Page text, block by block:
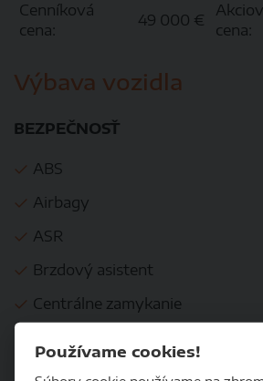
Cenníková
cena:
49 000 €
cena:
Výbava vozidla
BEZPEČNOSŤ
ABS
Airbagy
ASR
Brzdový asistent
Centrálne zamykanie
Používame cookies!